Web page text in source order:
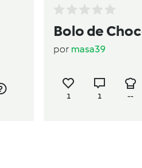
Bolo de
por masa39
1 1 --